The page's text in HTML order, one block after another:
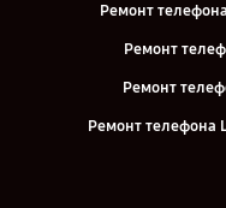
Ремонт
Ремонт
Ремонт
Ремонт телефона